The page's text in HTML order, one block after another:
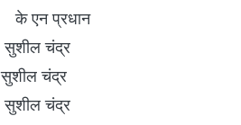
प्रधान
चंद्र
चंद्र
चंद्र